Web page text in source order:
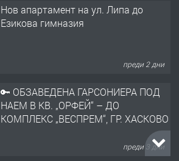
Нов апартамент на ул. Липа до
Езикова гимназия
преди 2 дни
🔑 ОБЗАВЕДЕНА ГАРСОНИЕРА ПОД
НАЕМ В КВ. „ОРФЕЙ“ – ДО
КОМПЛЕКС „ВЕСПРЕМ“, ГР. ХАСКОВО
преди 3 дни